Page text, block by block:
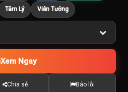
Tâm Lý Viễn Tưởng
Xem Ngay
Chia sẻ Báo lỗi